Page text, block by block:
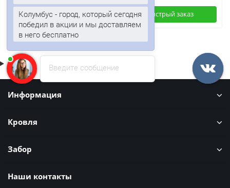
Быстрый заказ Быстрый заказ
Информация
Кровля
Забор
Наши контакты
Введите сообщение
Колумбус - город, который сегодня
победил в акции и мы доставляем
в него бесплатно